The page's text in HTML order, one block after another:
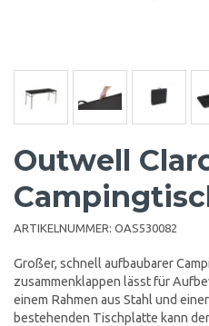
Outwell
ARTIKELNUMMER: OAS530082
Großer, schnell aufbaubarer
zusammenklappen lässt für
einem Rahmen aus Stahl und
bestehenden Tischplatte kann